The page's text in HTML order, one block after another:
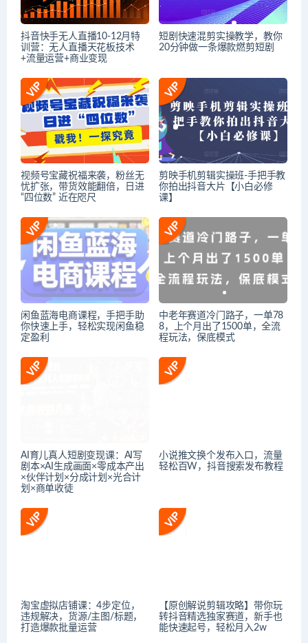
抖音快手无人直播10-12月特
训营：无人直播天花板技术
+流量运营+商业变现
短剧快速混剪实操教学，教你
20分钟做一条爆款燃剪短剧
视频号宝藏祝福来袭，粉丝无
忧扩张，带货效能翻倍，日进
“四位数” 近在咫尺
剪映手机剪辑实操班-手把手教
你拍出抖音大片【小白必修
课】
闲鱼蓝海电商课程，手把手助
你快速上手，轻松实现闲鱼稳
定盈利
中老年赛道冷门路子，一单78
8，上个月出了1500单，全流
程玩法，保底模式
AI育儿真人短剧变现课：AI写
剧本×AI生成画面×零成本产出
×伙伴计划×分成计划×光合计
划×商单收徒
小说推文换个发布入口，流量
轻松百W，抖音搜索发布教程
淘宝虚拟店铺课：4步定位，
违规解决，货源/主图/标题，
打造爆款批量运营
【原创解说剪辑攻略】带你玩
转抖音精选独家赛道，新手也
能快速起号，轻松月入2w